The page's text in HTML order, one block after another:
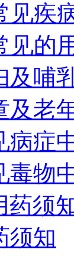
见疾
见的
及哺
及老
病症
毒物
药须
须知